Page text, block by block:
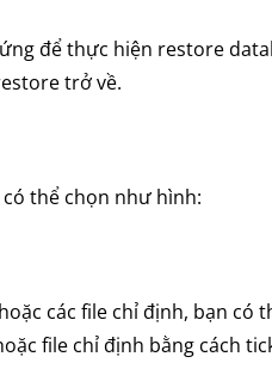
để thực hiện restore
trở về.
thể chọn như hình:
các file chỉ định, bạn có
file chỉ định bằng cách